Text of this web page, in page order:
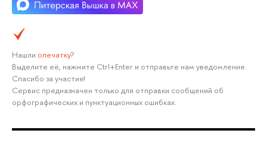
Нашли опечатку?
Выделите её, нажмите Ctrl+Enter и отправьте нам уведомление.
Спасибо за участие!
Сервис предназначен только для отправки сообщений об
орфографических и пунктуационных ошибках.